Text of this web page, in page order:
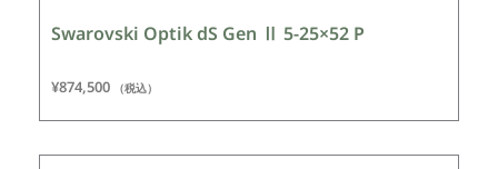
Swarovski Optik dS Gen Ⅱ 5-25×52 P
¥874,500 （税込）